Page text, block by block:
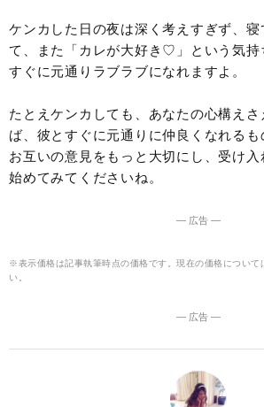
ケンカした日の夜は深く考えすぎず、寝
て、また「カレが大好き♡」という気持
すぐに元通りラブラブになれますよ。
たとえケンカしても、あなたの心構え
ば、彼とすぐに元通りに仲良くなれるも
お互いの意見をもっと大切にし、受け
始めてみてくださいね。
― 広告 ―
※表示価格は記事執筆時点の価格です。現在の価格について
い。
― 広告 ―